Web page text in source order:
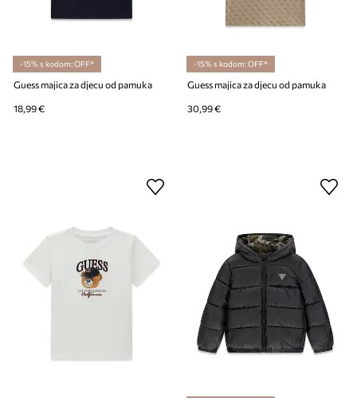
-15% s kodom: OFF*
Guess majica za djecu od pamuka
18,99 €
-15% s kodom: OFF*
Guess majica za djecu od pamuka
30,99 €